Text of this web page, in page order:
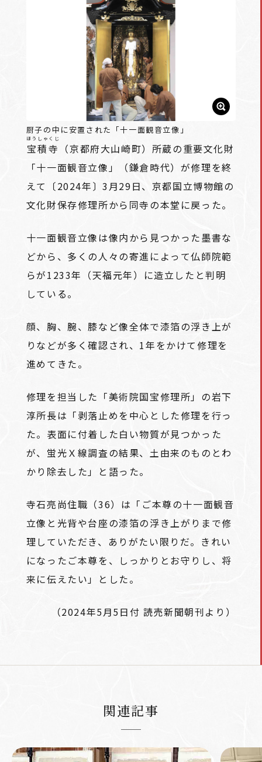
厨子の中に安置された「十一面観音立像」
宝積寺
ほうしゃくじ
（京都府大山崎町）所蔵の重要文化財
「十一面観音立像」（鎌倉時代）が修理を終
えて〔2024年〕3月29日、京都国立博物館の
文化財保存修理所から同寺の本堂に戻った。
十一面観音立像は像内から見つかった墨書な
どから、多くの人々の寄進によって仏師院範
らが1233年（天福元年）に造立したと判明
している。
顔、胸、腕、膝など像全体で漆箔の浮き上が
りなどが多く確認され、1年をかけて修理を
進めてきた。
修理を担当した「美術院国宝修理所」の岩下
淳所長は「剥落止めを中心とした修理を行っ
た。表面に付着した白い物質が見つかった
が、蛍光Ｘ線調査の結果、土由来のものとわ
かり除去した」と語った。
寺石亮尚住職（36）は「ご本尊の十一面観音
立像と光背や台座の漆箔の浮き上がりまで修
理していただき、ありがたい限りだ。きれい
になったご本尊を、しっかりとお守りし、将
来に伝えたい」とした。
（2024年5月5日付 読売新聞朝刊より）
関連記事